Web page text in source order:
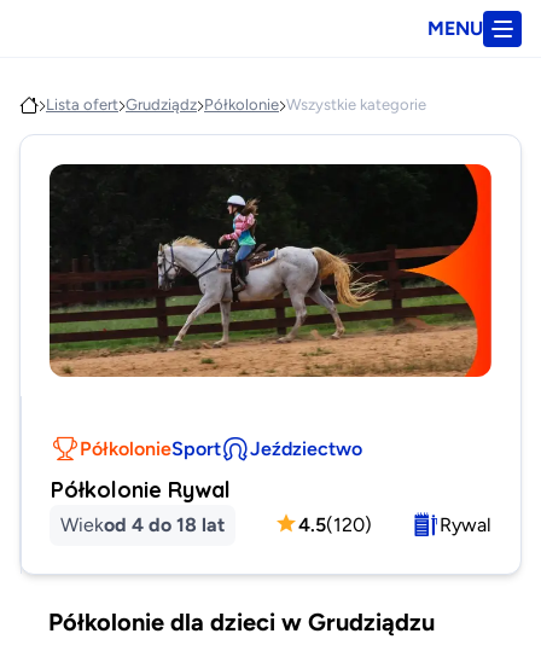
MENU
Lista ofert Grudziądz Półkolonie Wszystkie kategorie
PółkolonieSport Jeździectwo
Półkolonie Rywal
Wiekod 4 do 18 lat 4.5(120) Rywal
Półkolonie dla dzieci w Grudziądzu